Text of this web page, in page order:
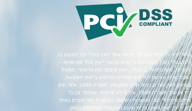
אתר "זיק – כלכלה בקליק" מהווה אתר תוכן בלבד וכל המובא בו
הינו בגדר תוכן אינפורמטיבי ואינו מהווה ייעוץ מכל סוג שהוא –
פנסיוני, משכנתאות, ביטוחי, ייעוץ פיננסי כזה או אחר. מפעיל
האתר, אינו מורשה לפי חוק הסדרת העיסוק בייעוץ השקעות,
בשיווק השקעות ובניהול תיקי השקעות, תשנ"ה-1995, ולפי חוק
ניירות ערך תשכ"ח-1968, וכל מידע פרסומי שנמסר וכן כל
מידע שיימסר לגבי אפשרות השקעה במסגרת הפרסומים באתר
לא יהווה ייעוץ השקעות או שיווק השקעות כהגדרתם בחוק.